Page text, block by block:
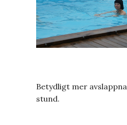
Betydligt mer
stund.